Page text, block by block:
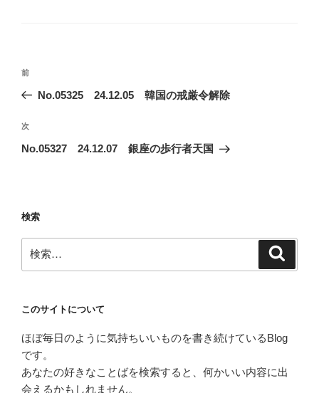
投
ビ
ゲ
ン
前
の
稿
前
No.05325 24.12.05 韓国の戒厳令解除
次
の
次
No.05327 24.12.07 銀座の歩行者天国
検索
索:
このサイトについて
ほぼ毎日のように気持ちいいものを書き続けているBlog
です。
あなたの好きなことばを検索すると、何かいい内容に出
会えるかもしれません。